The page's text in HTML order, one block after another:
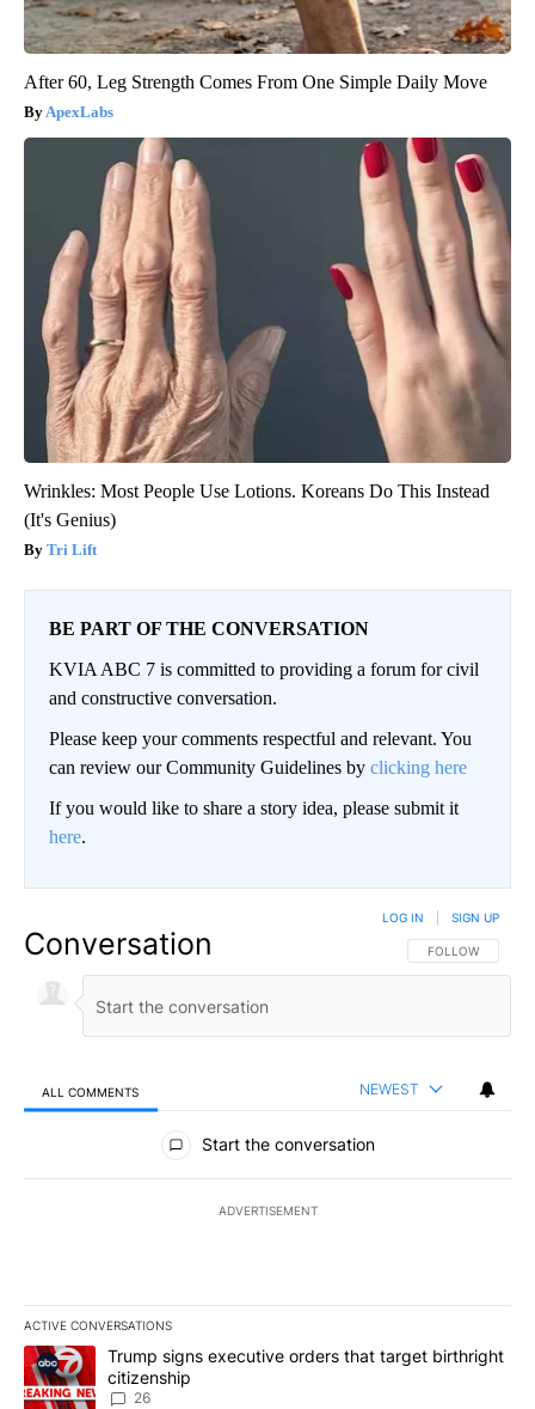
After 60, Leg Strength Comes From One Simple Daily Move
ApexLabs
Wrinkles: Most People Use Lotions. Koreans Do This Instead
(It's Genius)
Tri Lift
BE PART OF THE CONVERSATION
KVIA ABC 7 is committed to providing a forum for civil
and constructive conversation.
Please keep your comments respectful and relevant. You
can review our Community Guidelines by clicking here
If you would like to share a story idea, please submit it
here.
Conversation FOLLOW THIS
FOLLOW
LOG IN SIGN UP
ALL COMMENTS NEWEST
All Comments
Start the conversation
ADVERTISEMENT
ACTIVE CONVERSATIONS
The following is a list of the most commented articles in the last
A trending article titled "Trump signs executive orders that
Trump signs executive orders that target birthright
citizenship
26